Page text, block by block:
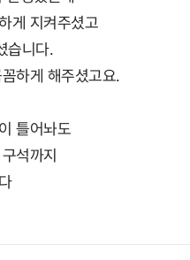
게 지켜주셨고
습니다.
하게 해주셨고요.
틀어놔도
석까지